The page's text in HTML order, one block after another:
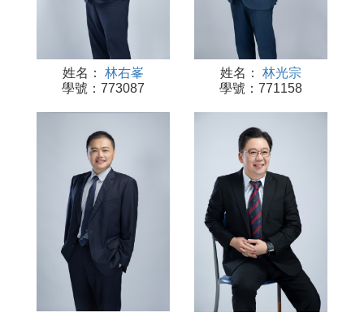
姓名：
林右峯
學號：773087
姓名：
林光宗
學號：771158